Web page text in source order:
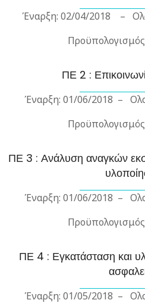
Έναρξη: 02/04/2018 –
ΠΕ 2 :
Έναρξη: 01/06/2018 –
ΠΕ 3 : Ανάλυση αναγκών
Έναρξη: 01/06/2018 –
ΠΕ 4 : Εγκατάσταση και
Έναρξη: 01/05/2018 –